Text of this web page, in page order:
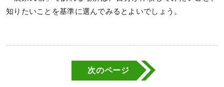
知りたいことを基準に選んでみるとよいでしょう。
次のページ